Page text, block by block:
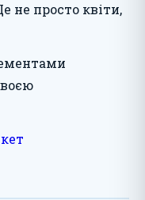
не просто квіти,